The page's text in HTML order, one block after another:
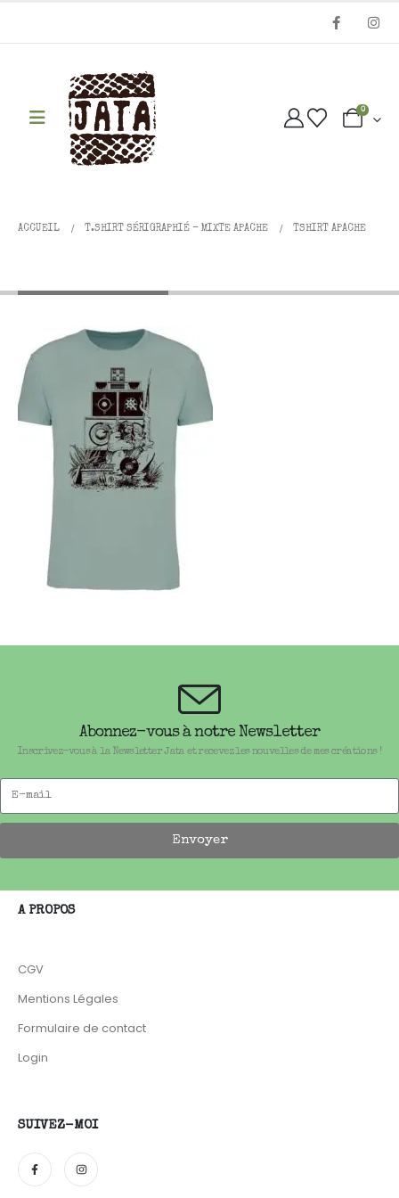
0
ACCUEIL T.SHIRT SÉRIGRAPHIÉ - MIXTE APACHE TSHIRT APACHE
Abonnez-vous à notre Newsletter
Inscrivez-vous à la Newsletter Jata et recevez les nouvelles de mes créations !
Envoyer
A PROPOS
CGV
Mentions Légales
Formulaire de contact
Login
SUIVEZ-MOI